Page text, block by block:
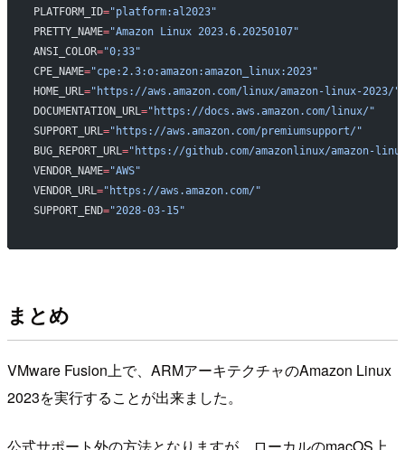
PLATFORM_ID="platform:al2023"
PRETTY_NAME="Amazon Linux 2023.6.20250107"
ANSI_COLOR="0;33"
CPE_NAME="cpe:2.3:o:amazon:amazon_linux:2023"
HOME_URL ="https://aws.amazon.com/linux/amazon-linux-2023/"
DOCUMENTATION_URL ="https://docs.aws.amazon.com/linux/"
SUPPORT_URL ="https://aws.amazon.com/premiumsupport/"
BUG_REPORT_URL ="https://github.com/amazonlinux/amazon-
VENDOR_NAME="AWS"
VENDOR_URL ="https://aws.amazon.com/"
SUPPORT_END="2028-03-15"
まとめ
VMware Fusion上で、ARMアーキテクチャのAmazon Linux
2023を実行することが出来ました。
公式サポート外の方法となりますが、ローカルのmacOS上